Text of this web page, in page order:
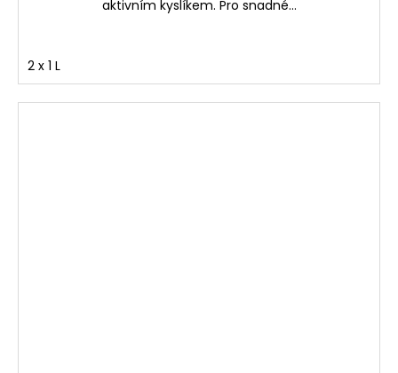
aktivním kyslíkem. Pro snadné...
2 x 1 L